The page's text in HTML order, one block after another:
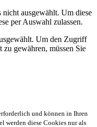
nicht ausgewählt. Um diese
per Auswahl zulassen.
Um den Zugriff
zu gewähren, müssen Sie
und können in Ihren
werden diese Cookies nur als